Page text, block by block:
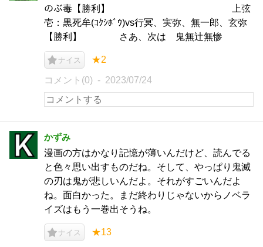
のぶ毒【勝利】 上弦
壱：黒死牟(ｺｸｼﾎﾞｳ)vs行冥、実弥、無一郎、玄弥
【勝利】 さあ、次は 鬼無辻無惨
ナイス ★2
コメント(0) 2023/07/24
かずみ
漫画の方はかなり記憶が薄いんだけど、読んでる
と色々思い出すものだね。そして、やっぱり鬼滅
の刃は鬼が悲しいんだよ。それがすごいんだよ
ね。面白かった。まだ終わりじゃないからノベラ
イズはもう一巻出そうね。
ナイス ★13